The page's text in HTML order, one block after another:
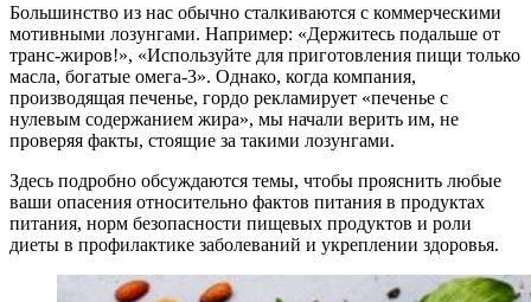
Большинство из нас обычно сталкиваются с коммерческими
мотивными лозунгами. Например: «Держитесь подальше от
транс-жиров!», «Используйте для приготовления пищи только
масла, богатые омега-3». Однако, когда компания,
производящая печенье, гордо рекламирует «печенье с
нулевым содержанием жира», мы начали верить им, не
проверяя факты, стоящие за такими лозунгами.
Здесь подробно обсуждаются темы, чтобы прояснить любые
ваши опасения относительно фактов питания в продуктах
питания, норм безопасности пищевых продуктов и роли
диеты в профилактике заболеваний и укреплении здоровья.